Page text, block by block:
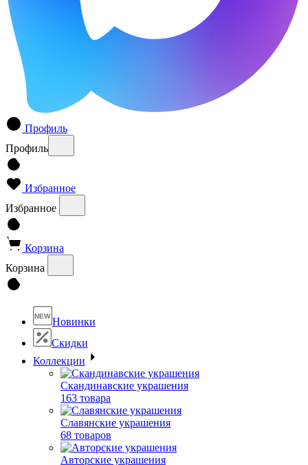
Профиль
Профиль
Избранное
Избранное
Корзина
Корзина
NEW Новинки
Скидки
Коллекции
Скандинавские украшения
163 товара
Славянские украшения
68 товаров
Авторские украшения